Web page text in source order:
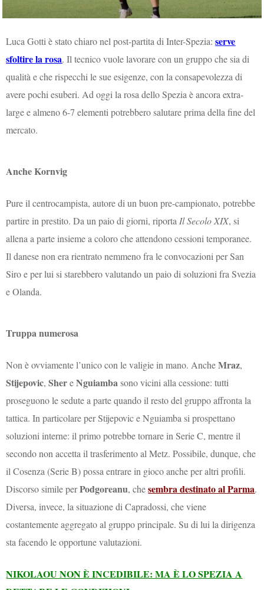
Luca Gotti è stato chiaro nel post-partita di Inter-Spezia:serve
sfoltire la rosa. Il tecnico vuole lavorare con un gruppo che sia di
qualità e che rispecchi le sue esigenze, con la consapevolezza di
avere pochi esuberi. Ad oggi la rosa dello Spezia è ancora extra-
large e almeno 6-7 elementi potrebbero salutare prima della fine del
mercato.
Anche Kornvig
Pure il centrocampista, autore di un buon pre-campionato, potrebbe
partire in prestito. Da un paio di giorni, riporta Il Secolo XIX, si
allena a parte insieme a coloro che attendono cessioni temporanee.
Il danese non era rientrato nemmeno fra le convocazioni per San
Siro e per lui si starebbero valutando un paio di soluzioni fra Svezia
e Olanda.
Truppa numerosa
Non è ovviamente l’unico con le valigie in mano. AncheMraz,
Stijepovic,ShereNguiambasono vicini alla cessione: tutti
proseguono le sedute a parte quando il resto del gruppo affronta la
tattica. In particolare per Stijepovic e Nguiamba si prospettano
soluzioni interne: il primo potrebbe tornare in Serie C, mentre il
secondo non accetta il trasferimento al Metz. Possibile, dunque, che
il Cosenza (Serie B) possa entrare in gioco anche per altri profili.
Discorso simile perPodgoreanu, chesembra destinato al Parma.
Diversa, invece, la situazione di Capradossi, che viene
costantemente aggregato al gruppo principale. Su di lui la dirigenza
sta facendo le opportune valutazioni.
NIKOLAOU NON È INCEDIBILE: MA È LO SPEZIA A